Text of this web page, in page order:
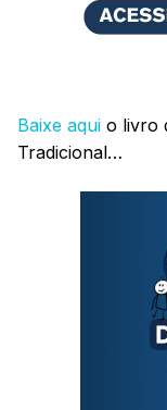
Baixe aqui o livro
Tradicional…